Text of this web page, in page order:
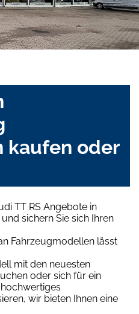
kaufen oder
TT RS Angebote in
sichern Sie sich Ihren
Fahrzeugmodellen lässt
mit den neuesten
oder sich für ein
wir bieten Ihnen eine